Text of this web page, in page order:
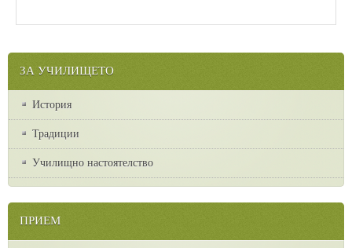
ЗА УЧИЛИЩЕТО
История
Традиции
Училищно настоятелство
ПРИЕМ